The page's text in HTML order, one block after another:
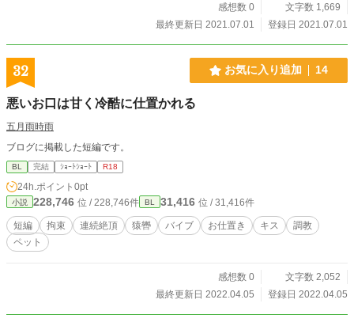
感想数 0
文字数 1,669
最終更新日 2021.07.01
登録日 2021.07.01
32 お気に入り追加 14
悪いお口は甘く冷酷に仕置かれる
五月雨時雨
ブログに掲載した短編です。
BL 完結 ｼｮｰﾄｼｮｰﾄ R18
24h.ポイント 0pt
小説 228,746 位 / 228,746件 BL 31,416 位 / 31,416件
短編 拘束 連続絶頂 猿轡 バイブ お仕置き キス
調教
ペット
感想数 0
文字数 2,052
最終更新日 2022.04.05
登録日 2022.04.05